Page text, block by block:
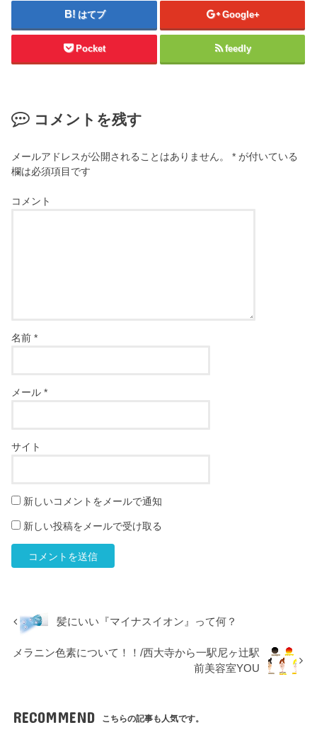
はてブ Google+
Pocket feedly
コメントを残す
メールアドレスが公開されることはありません。 * が付いている
欄は必須項目です
コメント
名前*
メール*
サイト
新しいコメントをメールで通知
新しい投稿をメールで受け取る
髪にいい『マイナスイオン』って何？
メラニン色素について！！/西大寺から一駅尼ヶ辻駅
前美容室YOU
RECOMMEND こちらの記事も人気です。